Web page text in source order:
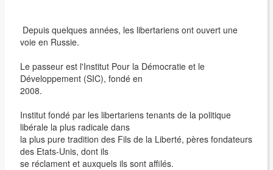
Depuis quelques années, les libertariens ont ouvert une
voie en Russie.
Le passeur est l'Institut Pour la Démocratie et le
Développement (SIC), fondé en
2008.
Institut fondé par les libertariens tenants de la politique
libérale la plus radicale dans
la plus pure tradition des Fils de la Liberté, pères fondateurs
des Etats-Unis, dont ils
se réclament et auxquels ils sont affilés.